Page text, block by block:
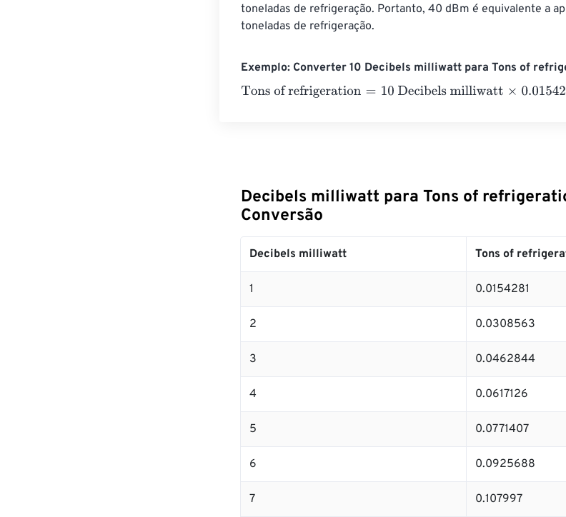
toneladas de refrigeração. Portanto, 40 dBm é equivalente a
toneladas de refrigeração.
Exemplo: Converter 10 Decibels milliwatt para Tons of
Tons of refrigeration=10 Decibels milliwatt×0.0154281406=
Decibels milliwatt para Tons of
Conversão
Decibels milliwatt Tons of
1 0.0154281
2 0.0308563
3 0.0462844
4 0.0617126
5 0.0771407
6 0.0925688
7 0.107997